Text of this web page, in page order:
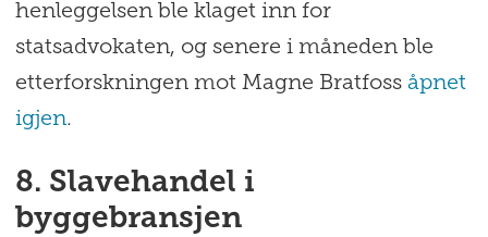
henleggelsen ble klaget inn for
statsadvokaten, og senere i måneden ble
etterforskningen mot Magne Bratfoss åpnet
igjen.
8. Slavehandel i
byggebransjen